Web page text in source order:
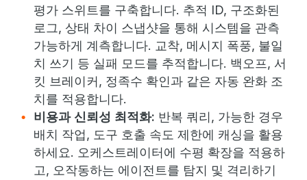
평가 스위트를 구축합니다. 추적 ID, 구조화된
로그, 상태 차이 스냅샷을 통해 시스템을 관측
가능하게 계측합니다. 교착, 메시지 폭풍, 불일
치 쓰기 등 실패 모드를 추적합니다. 백오프, 서
킷 브레이커, 정족수 확인과 같은 자동 완화 조
치를 적용합니다.
비용과 신뢰성 최적화: 반복 쿼리, 가능한 경우
배치 작업, 도구 호출 속도 제한에 캐싱을 활용
하세요. 오케스트레이터에 수평 확장을 적용하
고, 오작동하는 에이전트를 탐지 및 격리하기